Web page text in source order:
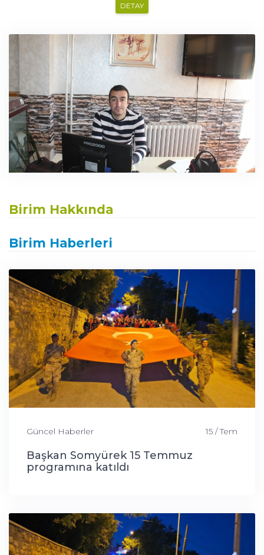
DETAY
Birim Hakkında
Birim Haberleri
Güncel Haberler 15 / Tem
Başkan Somyürek 15 Temmuz
programına katıldı